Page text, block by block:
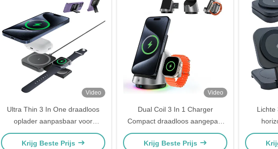
Video
Ultra Thin 3 In One draadloos
oplader aanpasbaar voor
telefoon en headset
Krijg Beste Prijs
Video
Dual Coil 3 In 1 Charger
Compact draadloos aangepast
Magsafe-oplaadstation
Krijg Beste Prijs
Lichte